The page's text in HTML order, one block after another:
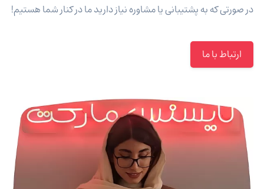
در صورتی که به پشتیبانی یا مشاوره نیاز دارید ما در کنار شما هستیم!
ارتباط با ما